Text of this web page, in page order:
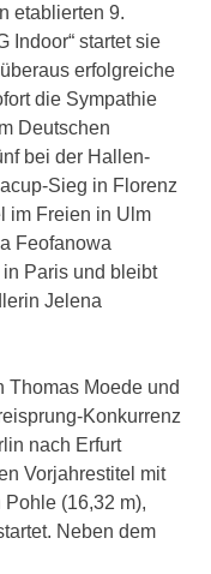
etablierten 9.
Indoor“ startet sie
erfolgreiche
die Sympathie
Deutschen
bei der Hallen-
Sieg in Florenz
im Freien in Ulm
Feofanowa
Paris und bleibt
Jelena
Thomas Moede und
Konkurrenz
nach Erfurt
Vorjahrestitel mit
Pohle (16,32 m),
Neben dem